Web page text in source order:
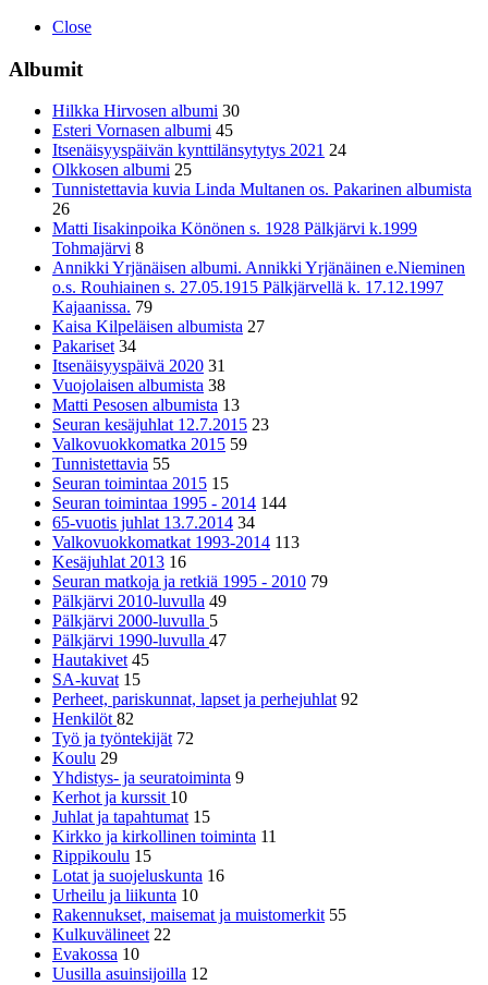
Close
Albumit
Hilkka Hirvosen albumi 30
Esteri Vornasen albumi 45
Itsenäisyyspäivän kynttilänsytytys 2021 24
Olkkosen albumi 25
Tunnistettavia kuvia Linda Multanen os. Pakarinen albumista
26
Matti Iisakinpoika Könönen s. 1928 Pälkjärvi k.1999
Tohmajärvi 8
Annikki Yrjänäisen albumi. Annikki Yrjänäinen e.Nieminen
o.s. Rouhiainen s. 27.05.1915 Pälkjärvellä k. 17.12.1997
Kajaanissa. 79
Kaisa Kilpeläisen albumista 27
Pakariset 34
Itsenäisyyspäivä 2020 31
Vuojolaisen albumista 38
Matti Pesosen albumista 13
Seuran kesäjuhlat 12.7.2015 23
Valkovuokkomatka 2015 59
Tunnistettavia 55
Seuran toimintaa 2015 15
Seuran toimintaa 1995 - 2014 144
65-vuotis juhlat 13.7.2014 34
Valkovuokkomatkat 1993-2014 113
Kesäjuhlat 2013 16
Seuran matkoja ja retkiä 1995 - 2010 79
Pälkjärvi 2010-luvulla 49
Pälkjärvi 2000-luvulla 5
Pälkjärvi 1990-luvulla 47
Hautakivet 45
SA-kuvat 15
Perheet, pariskunnat, lapset ja perhejuhlat 92
Henkilöt82
Työ ja työntekijät 72
Koulu 29
Yhdistys- ja seuratoiminta 9
Kerhot ja kurssit 10
Juhlat ja tapahtumat 15
Kirkko ja kirkollinen toiminta 11
Rippikoulu 15
Lotat ja suojeluskunta 16
Urheilu ja liikunta 10
Rakennukset, maisemat ja muistomerkit 55
Kulkuvälineet 22
Evakossa 10
Uusilla asuinsijoilla 12